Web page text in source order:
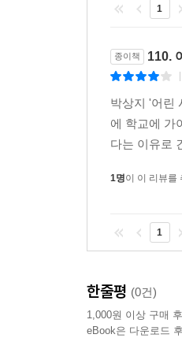
『어린 시절』
어머니의 집과
생각과 마음이
작가는 『어린
느낌’은 바로 어
생각하는 장면
신성한 금기의
복합적인 얼굴
1
종이책 110.
박상지 '어린
에 학교에 가
다는 이유로
1명이 이 리뷰를
1
한줄평 (0건)
1,000원 이상 구매
eBook은 다운로드